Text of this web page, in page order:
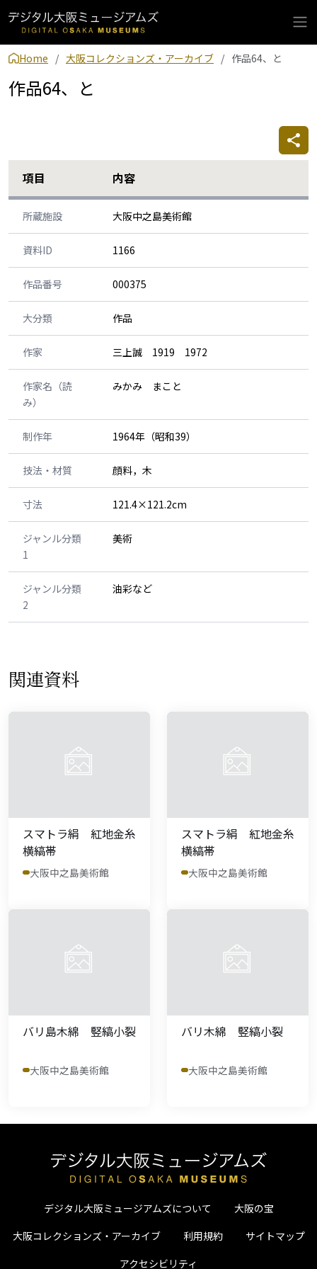
Home 大阪コレクションズ・アーカイブ 作品64、と
作品64、と
項目 内容
所蔵施設 大阪中之島美術館
資料ID 1166
作品番号 000375
大分類 作品
作家 三上誠 1919 1972
作家名（読
み）
みかみ まこと
制作年 1964年（昭和39）
技法・材質 顔料，木
寸法 121.4×121.2cm
ジャンル分類
1
美術
ジャンル分類
2
油彩など
関連資料
スマトラ絹 紅地金糸
横縞帯
大阪中之島美術館
スマトラ絹 紅地金糸
横縞帯
大阪中之島美術館
バリ島木綿 竪縞小裂
大阪中之島美術館
バリ木綿 竪縞小裂
大阪中之島美術館
デジタル大阪ミュージアムズについて
大阪の宝
大阪コレクションズ・アーカイブ
利用規約
サイトマップ
アクセシビリティ